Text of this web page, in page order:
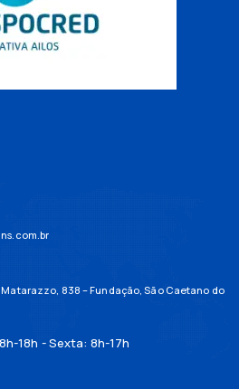
838 – Fundação, São Caetano do
18h - Sexta: 8h-17h